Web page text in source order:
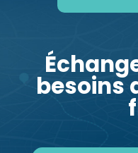
besoins